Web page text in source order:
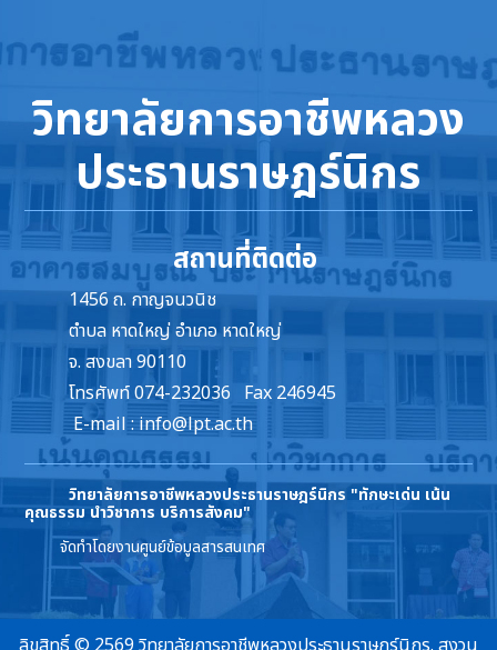
วิทยาลัยการอาชีพหลวง
ประธานราษฎร์นิกร
สถานที่ติดต่อ
1456 ถ. กาญจนวนิช
ตำบล หาดใหญ่ อำเภอ หาดใหญ่
จ. สงขลา 90110
โทรศัพท์ 074-232036 Fax 246945
E-mail : info@lpt.ac.th
วิทยาลัยการอาชีพหลวงประธานราษฎร์นิกร "ทักษะเด่น เน้น
คุณธรรม นำวิชาการ บริการสังคม"
จัดทำโดยงานศูนย์ข้อมูลสารสนเทศ